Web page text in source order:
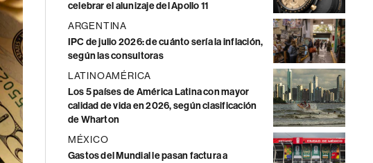
celebrar el alunizaje del Apollo 11
ARGENTINA
IPC de julio 2026: de cuánto sería la inflación,
según las consultoras
LATINOAMÉRICA
Los 5 países de América Latina con mayor
calidad de vida en 2026, según clasificación
de Wharton
MÉXICO
Gastos del Mundial le pasan factura a